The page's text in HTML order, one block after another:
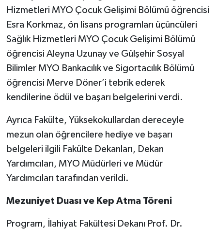
Hizmetleri MYO Çocuk Gelişimi Bölümü öğrencisi
Esra Korkmaz, ön lisans programları üçüncüleri
Sağlık Hizmetleri MYO Çocuk Gelişimi Bölümü
öğrencisi Aleyna Uzunay ve Gülşehir Sosyal
Bilimler MYO Bankacılık ve Sigortacılık Bölümü
öğrencisi Merve Döner’i tebrik ederek
kendilerine ödül ve başarı belgelerini verdi.
Ayrıca Fakülte, Yüksekokullardan dereceyle
mezun olan öğrencilere hediye ve başarı
belgeleri ilgili Fakülte Dekanları, Dekan
Yardımcıları, MYO Müdürleri ve Müdür
Yardımcıları tarafından verildi.
Mezuniyet Duası ve Kep Atma Töreni
Program, İlahiyat Fakültesi Dekanı Prof. Dr.